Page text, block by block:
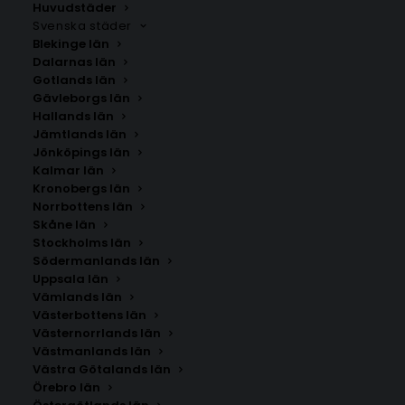
Huvudstäder
Svenska städer
Blekinge län
Dalarnas län
Gotlands län
Gävleborgs län
Hallands län
Jämtlands län
Jönköpings län
Kalmar län
Kronobergs län
Norrbottens län
Skåne län
Stockholms län
Södermanlands län
Uppsala län
Vämlands län
Västerbottens län
Västernorrlands län
Västmanlands län
Västra Götalands län
Örebro län
Lovikka
Storlek